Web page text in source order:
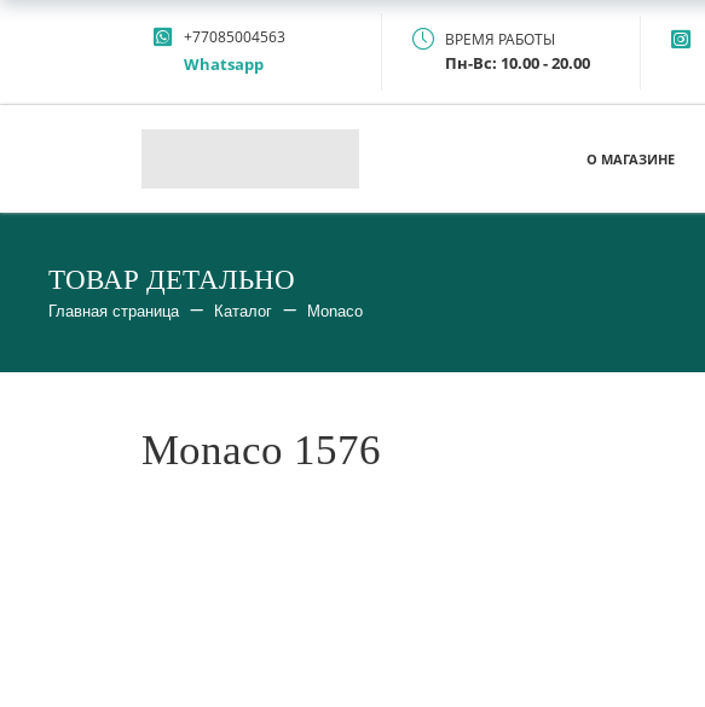
+77085004563
Whatsapp
ВРЕМЯ РАБОТЫ
Пн-Вс: 10.00 - 20.00
О МАГАЗИНЕ
ТОВАР ДЕТАЛЬНО
Главная страница Каталог Monaco
Monaco 1576